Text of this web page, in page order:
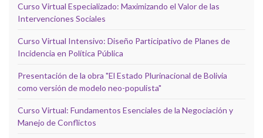
Curso Virtual Especializado: Maximizando el Valor de las
Intervenciones Sociales
Curso Virtual Intensivo: Diseño Participativo de Planes de
Incidencia en Política Pública
Presentación de la obra "El Estado Plurinacional de Bolivia
como versión de modelo neo-populista"
Curso Virtual: Fundamentos Esenciales de la Negociación y
Manejo de Conflictos